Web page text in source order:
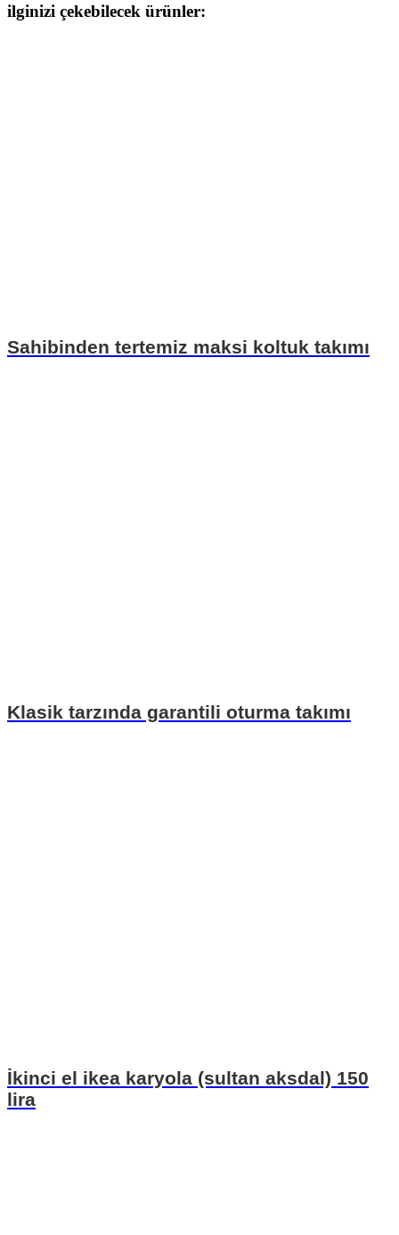
ilginizi çekebilecek ürünler:
Sahibinden tertemiz maksi koltuk takımı
Klasik tarzında garantili oturma takımı
İkinci el ikea karyola (sultan aksdal) 150
lira